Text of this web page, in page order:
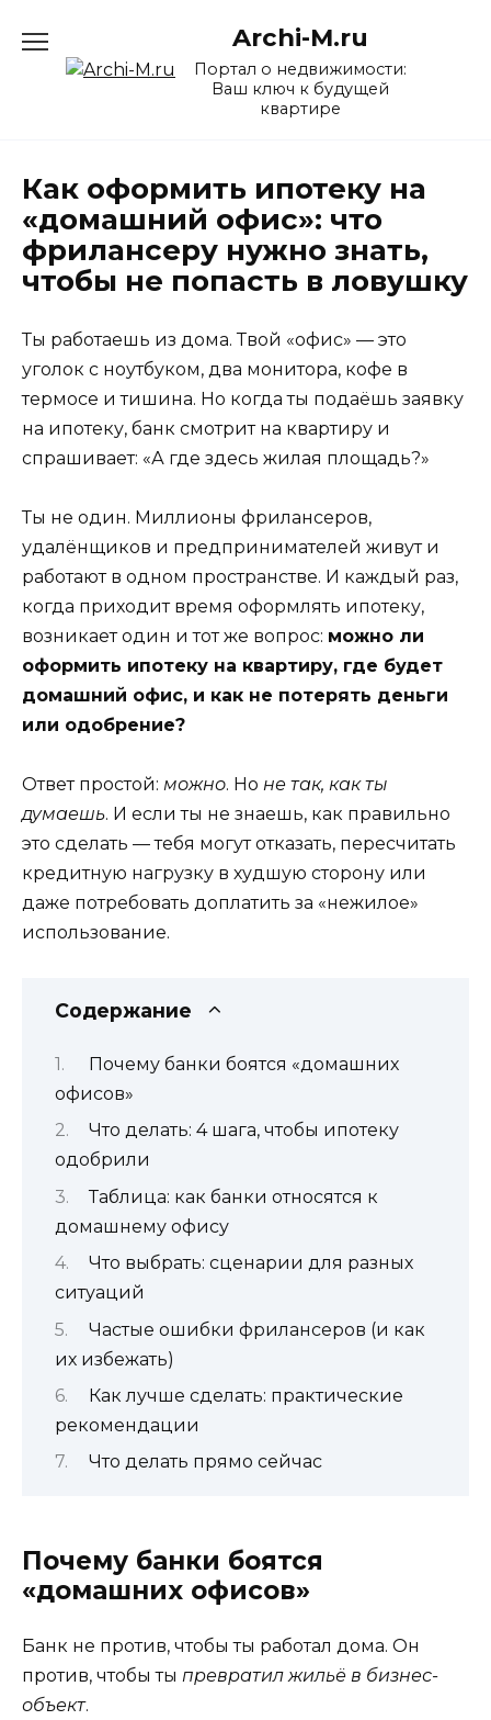
содержанию
Archi-M.ru
Портал о недвижимости:
Ваш ключ к будущей
квартире
Как оформить ипотеку на
«домашний офис»: что
фрилансеру нужно знать,
чтобы не попасть в ловушку
Ты работаешь из дома. Твой «офис» — это
уголок с ноутбуком, два монитора, кофе в
термосе и тишина. Но когда ты подаёшь заявку
на ипотеку, банк смотрит на квартиру и
спрашивает: «А где здесь жилая площадь?»
Ты не один. Миллионы фрилансеров,
удалёнщиков и предпринимателей живут и
работают в одном пространстве. И каждый раз,
когда приходит время оформлять ипотеку,
возникает один и тот же вопрос: можно ли
оформить ипотеку на квартиру, где будет
домашний офис, и как не потерять деньги
или одобрение?
Ответ простой: можно. Но не так, как ты
думаешь. И если ты не знаешь, как правильно
это сделать — тебя могут отказать, пересчитать
кредитную нагрузку в худшую сторону или
даже потребовать доплатить за «нежилое»
использование.
Содержание
Почему банки боятся «домашних
офисов»
Что делать: 4 шага, чтобы ипотеку
одобрили
Таблица: как банки относятся к
домашнему офису
Что выбрать: сценарии для разных
ситуаций
Частые ошибки фрилансеров (и как
их избежать)
Как лучше сделать: практические
рекомендации
Что делать прямо сейчас
Почему банки боятся
«домашних офисов»
Банк не против, чтобы ты работал дома. Он
против, чтобы ты превратил жильё в бизнес-
объект.